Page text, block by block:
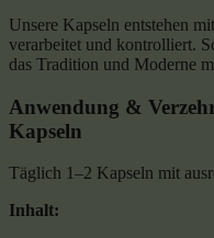
Unsere Kapseln entstehen
verarbeitet und kontrolliert.
das Tradition und Moderne
Anwendung &
Kapseln
Täglich 1–2 Kapseln mit
Inhalt: